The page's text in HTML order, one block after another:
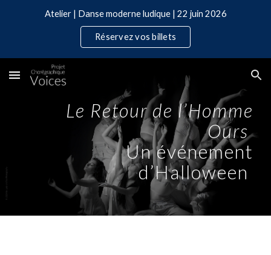
Skip to main content Skip to navigation
Atelier | Danse moderne ludique | 22 juin 2026
Réservez vos billets
Le Retour de l’Homme
Ours
Un événement
d’Halloween